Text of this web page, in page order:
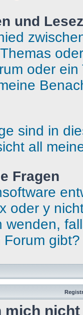
und
oder
sind in
all
Fragen
oder y
wenden,
gibt?
mich